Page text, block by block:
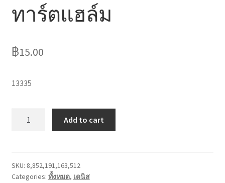
ทาร์ตแฮล์ม
฿15.00
13335
Add to cart
SKU: 8,852,191,163,512
Categories: ทั้งหมด, เดนิส